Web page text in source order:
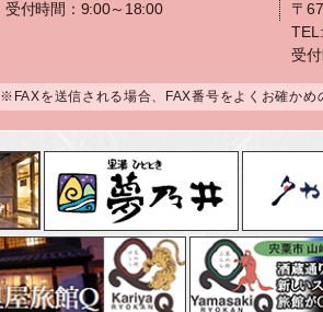
受付時間：9:00～18:00
〒
受
※FAXを送信される場合、FAX番号をよくお確かめ